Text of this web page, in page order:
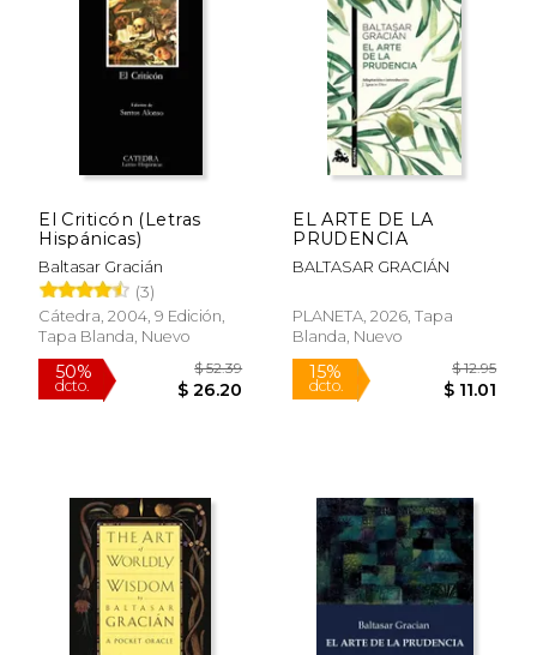
15%
dcto.
El Criticón (Letras
Hispánicas)
Baltasar Gracián
(3)
Cátedra, 2004, 9 Edición,
Tapa Blanda, Nuevo
EL ARTE DE LA
PRUDENCIA
BALTASAR GRACIÁN
PLANETA, 2026, Tapa
Blanda, Nuevo